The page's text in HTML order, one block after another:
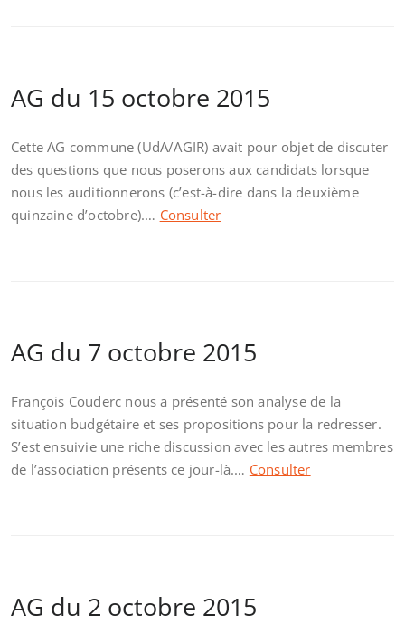
AG du 15 octobre 2015
Cette AG commune (UdA/AGIR) avait pour objet de discuter
des questions que nous poserons aux candidats lorsque
nous les auditionnerons (c’est-à-dire dans la deuxième
quinzaine d’octobre).… Consulter
AG du 7 octobre 2015
François Couderc nous a présenté son analyse de la
situation budgétaire et ses propositions pour la redresser.
S’est ensuivie une riche discussion avec les autres membres
de l’association présents ce jour-là.… Consulter
AG du 2 octobre 2015